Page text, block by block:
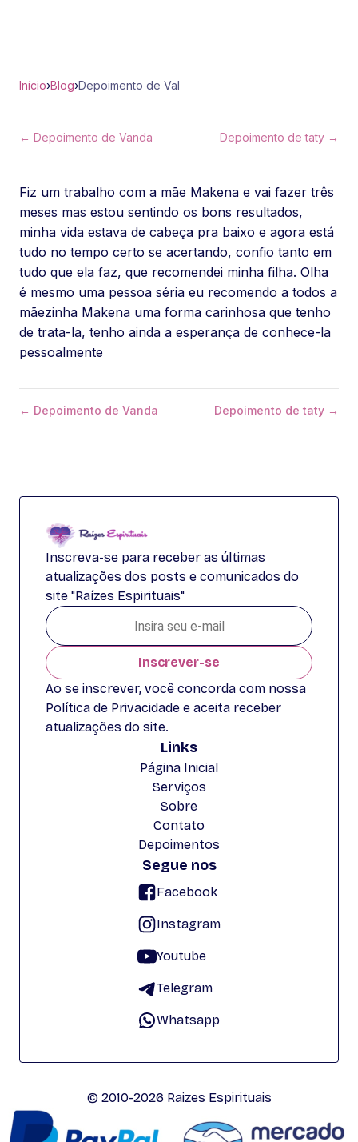
Início›Blog›Depoimento de Val
← Depoimento de Vanda Depoimento de taty →
Fiz um trabalho com a mãe Makena e vai fazer três
meses mas estou sentindo os bons resultados,
minha vida estava de cabeça pra baixo e agora está
tudo no tempo certo se acertando, confio tanto em
tudo que ela faz, que recomendei minha filha. Olha
é mesmo uma pessoa séria eu recomendo a todos a
mãezinha Makena uma forma carinhosa que tenho
de trata-la, tenho ainda a esperança de conhece-la
pessoalmente
← Depoimento de Vanda Depoimento de taty →
Inscreva-se para receber as últimas
atualizações dos posts e comunicados do
site "Raízes Espirituais"
Inscrever-se
Ao se inscrever, você concorda com nossa
Política de Privacidade e aceita receber
atualizações do site.
Links
Página Inicial
Serviços
Sobre
Contato
Depoimentos
Segue nos
Facebook
Instagram
Youtube
Telegram
Whatsapp
© 2010-2026 Raizes Espirituais